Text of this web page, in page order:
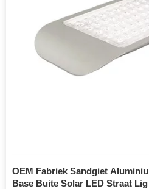
OEM Fabriek Sandgiet
Base Buite Solar LED Straat